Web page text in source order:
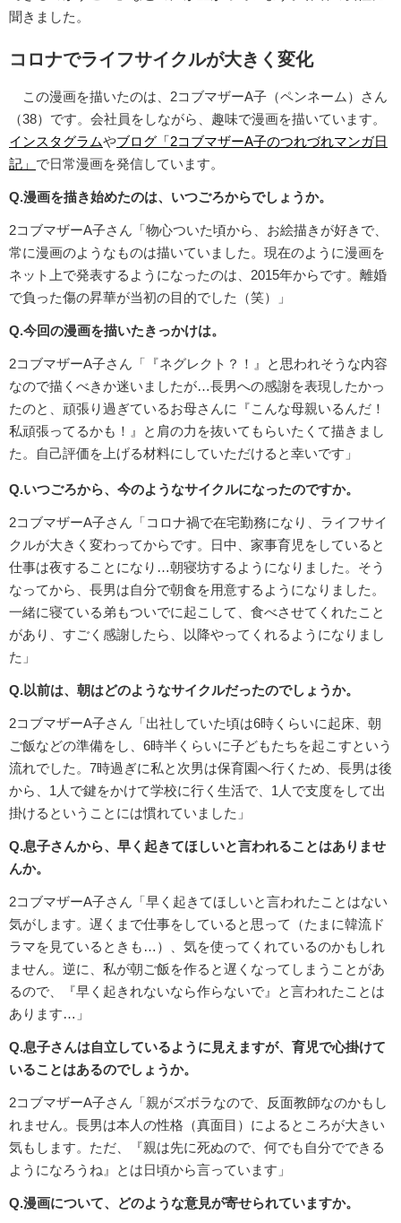
聞きました。
コロナでライフサイクルが大きく変化
この漫画を描いたのは、2コブマザーA子（ペンネーム）さん
（38）です。会社員をしながら、趣味で漫画を描いています。
インスタグラムやブログ「2コブマザーA子のつれづれマンガ日
記」 で日常漫画を発信しています。
Q.漫画を描き始めたのは、いつごろからでしょうか。
2コブマザーA子さん「物心ついた頃から、お絵描きが好きで、
常に漫画のようなものは描いていました。現在のように漫画を
ネット上で発表するようになったのは、2015年からです。離婚
で負った傷の昇華が当初の目的でした（笑）」
Q.今回の漫画を描いたきっかけは。
2コブマザーA子さん「『ネグレクト？！』と思われそうな内容
なので描くべきか迷いましたが…長男への感謝を表現したかっ
たのと、頑張り過ぎているお母さんに『こんな母親いるんだ！
私頑張ってるかも！』と肩の力を抜いてもらいたくて描きまし
た。自己評価を上げる材料にしていただけると幸いです」
Q.いつごろから、今のようなサイクルになったのですか。
2コブマザーA子さん「コロナ禍で在宅勤務になり、ライフサイ
クルが大きく変わってからです。日中、家事育児をしていると
仕事は夜することになり…朝寝坊するようになりました。そう
なってから、長男は自分で朝食を用意するようになりました。
一緒に寝ている弟もついでに起こして、食べさせてくれたこと
があり、すごく感謝したら、以降やってくれるようになりまし
た」
Q.以前は、朝はどのようなサイクルだったのでしょうか。
2コブマザーA子さん「出社していた頃は6時くらいに起床、朝
ご飯などの準備をし、6時半くらいに子どもたちを起こすという
流れでした。7時過ぎに私と次男は保育園へ行くため、長男は後
から、1人で鍵をかけて学校に行く生活で、1人で支度をして出
掛けるということには慣れていました」
Q.息子さんから、早く起きてほしいと言われることはありませ
んか。
2コブマザーA子さん「早く起きてほしいと言われたことはない
気がします。遅くまで仕事をしていると思って（たまに韓流ド
ラマを見ているときも…）、気を使ってくれているのかもしれ
ません。逆に、私が朝ご飯を作ると遅くなってしまうことがあ
るので、『早く起きれないなら作らないで』と言われたことは
あります…」
Q.息子さんは自立しているように見えますが、育児で心掛けて
いることはあるのでしょうか。
2コブマザーA子さん「親がズボラなので、反面教師なのかもし
れません。長男は本人の性格（真面目）によるところが大きい
気もします。ただ、『親は先に死ぬので、何でも自分でできる
ようになろうね』とは日頃から言っています」
Q.漫画について、どのような意見が寄せられていますか。